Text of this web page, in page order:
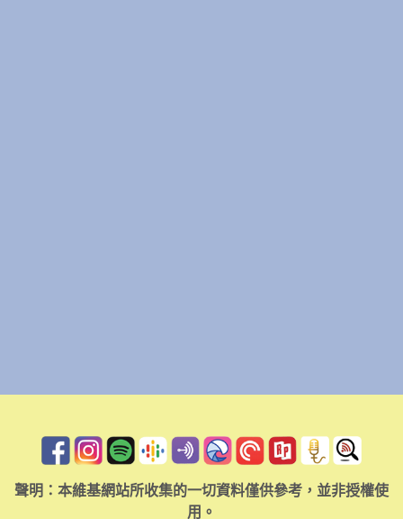
聲明：本維基網站所收集的一切資料僅供參考，並非授權使
用。